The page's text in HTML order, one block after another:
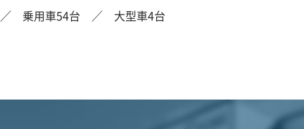
乗用車54台 ／ 大型車4台